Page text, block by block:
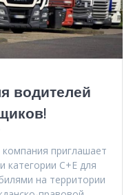
водителей
приглашает
категории C+E для
на территории